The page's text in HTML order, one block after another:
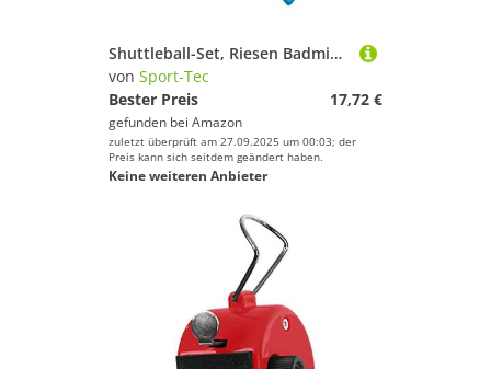
Shuttleball-Set, Riesen Badminton, Riesen Federball, 2 Schläger, 1 Ball
von Sport-Tec
Bester Preis
17,72 €
gefunden bei Amazon
zuletzt überprüft am 27.09.2025 um 00:03; der
Preis kann sich seitdem geändert haben.
Keine weiteren Anbieter